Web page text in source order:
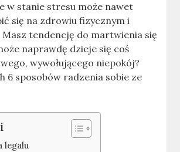
w stanie stresu może nawet
się na zdrowiu fizycznym i
Masz tendencję do martwienia się
naprawdę dzieje się coś
wywołującego niepokój?
6 sposobów radzenia sobie ze
legalu